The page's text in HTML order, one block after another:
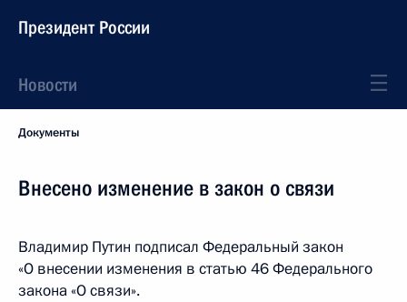
Президент России
Новости
Документы
Внесено изменение в закон о связи
Владимир Путин подписал Федеральный закон
«О внесении изменения в статью 46 Федерального
закона «О связи».